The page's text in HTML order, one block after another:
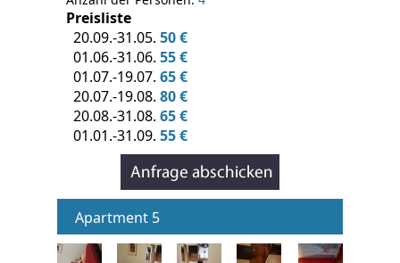
Preisliste
20.09.-31.05. 50 €
01.06.-31.06. 55 €
01.07.-19.07. 65 €
20.07.-19.08. 80 €
20.08.-31.08. 65 €
01.01.-31.09. 55 €
Apartment 5